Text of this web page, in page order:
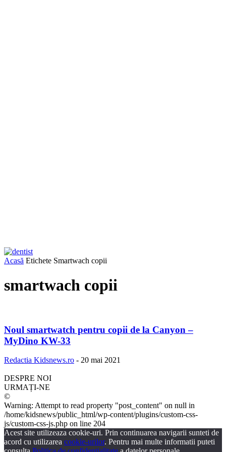
Acasă Etichete Smartwach copii
smartwach copii
Noul smartwatch pentru copii de la Canyon –
MyDino KW-33
Redactia Kidsnews.ro - 20 mai 2021
DESPRE NOI
URMAȚI-NE
©
Warning: Attempt to read property "post_content" on null in
/home/kidsnews/public_html/wp-content/plugins/custom-css-
js/custom-css-js.php on line 204
Acest site utilizeaza cookie-uri. Prin continuarea navigarii sunteti de
acord cu utilizarea cookie-urilor. Pentru mai multe informatii puteti